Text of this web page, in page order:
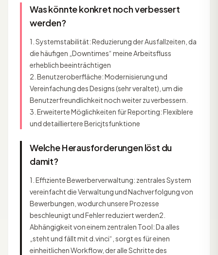
Was könnte konkret noch verbessert
werden?
1. Systemstabilität: Reduzierung der Ausfallzeiten, da
die häufigen „Downtimes“ meine Arbeitsfluss
erheblich beeinträchtigen
2. Benutzeroberfläche: Modernisierung und
Vereinfachung des Designs (sehr veraltet), um die
Benutzerfreundlichkeit noch weiter zu verbessern.
3. Erweiterte Möglichkeiten für Reporting: Flexiblere
und detailliertere Bericjtsfunktione
Welche Herausforderungen löst du
damit?
1. Effiziente Bewerberverwaltung: zentrales System
vereinfacht die Verwaltung und Nachverfolgung von
Bewerbungen, wodurch unsere Prozesse
beschleunigt und Fehler reduziert werden2.
Abhängigkeit von einem zentralen Tool: Da alles
„steht und fällt mit d.vinci“, sorgt es für einen
einheitlichen Workflow, der alle Schritte des